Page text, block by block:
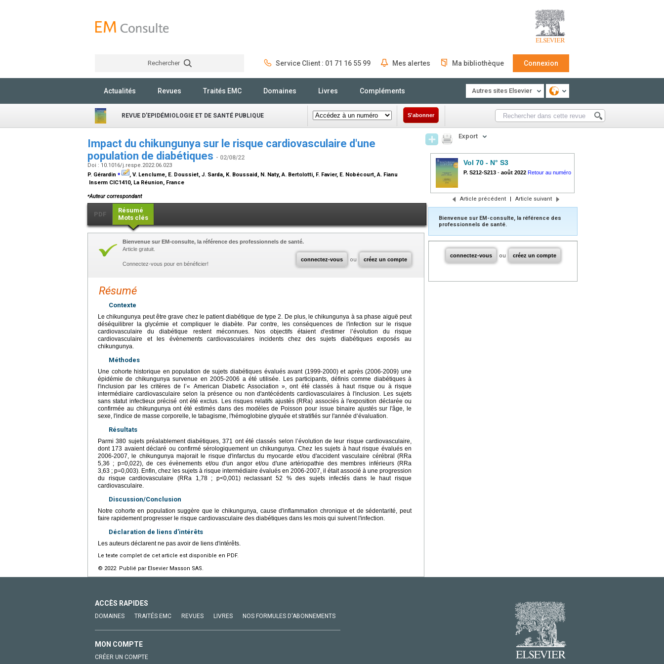
Rechercher Service Client : 01 71 16 55 99 Mes alertes Ma bibliothèque Connexion
Actualités Revues Traités EMC Domaines Livres Compléments Autres sites Elsevier
REVUE D'EPIDÉMIOLOGIE ET DE SANTÉ PUBLIQUE S'abonner
Impact du chikungunya sur le risque cardiovasculaire d'une
population de diabétiques - 02/08/22
Doi : 10.1016/j.respe.2022.06.023
P. Gérardin ⁎
, V. Lenclume, E. Doussiet, J. Sarda, K. Boussaid, N. Naty, A. Bertolotti, F. Favier, E. Nobécourt, A. Fianu
Inserm CIC1410, La Réunion, France
⁎Auteur correspondant
PDF
Résumé
Mots clés
connectez-vous ou créez un compte
Bienvenue sur EM-consulte, la référence des professionnels de santé.
Article gratuit.
Connectez-vous pour en bénéficier!
Résumé
Contexte
Le chikungunya peut être grave chez le patient diabétique de type 2. De plus, le chikungunya à sa phase aiguë peut
déséquilibrer la glycémie et compliquer le diabète. Par contre, les conséquences de l'infection sur le risque
cardiovasculaire du diabétique restent méconnues. Nos objectifs étaient d'estimer l’évolution du risque
cardiovasculaire et les évènements cardiovasculaires incidents chez des sujets diabétiques exposés au
chikungunya.
Méthodes
Une cohorte historique en population de sujets diabétiques évalués avant (1999-2000) et après (2006-2009) une
épidémie de chikungunya survenue en 2005-2006 a été utilisée. Les participants, définis comme diabétiques à
l'inclusion par les critères de l’« American Diabetic Association », ont été classés à haut risque ou à risque
intermédiaire cardiovasculaire selon la présence ou non d'antécédents cardiovasculaires à l'inclusion. Les sujets
sans statut infectieux précisé ont été exclus. Les risques relatifs ajustés (RRa) associés à l'exposition déclarée ou
confirmée au chikungunya ont été estimés dans des modèles de Poisson pour issue binaire ajustés sur l'âge, le
sexe, l'indice de masse corporelle, le tabagisme, l'hémoglobine glyquée et stratifiés sur l'année d‘évaluation.
Résultats
Parmi 380 sujets préalablement diabétiques, 371 ont été classés selon l’évolution de leur risque cardiovasculaire,
dont 173 avaient déclaré ou confirmé sérologiquement un chikungunya. Chez les sujets à haut risque évalués en
2006-2007, le chikungunya majorait le risque d'infarctus du myocarde et/ou d'accident vasculaire cérébral (RRa
5,36 ; p=0,022), de ces évènements et/ou d'un angor et/ou d'une artériopathie des membres inférieurs (RRa
3,63 ; p=0,003). Enfin, chez les sujets à risque intermédiaire évalués en 2006-2007, il était associé à une progression
du risque cardiovasculaire (RRa 1,78 ; p<0,001) reclassant 52 % des sujets infectés dans le haut risque
cardiovasculaire.
Discussion/Conclusion
Notre cohorte en population suggère que le chikungunya, cause d'inflammation chronique et de sédentarité, peut
faire rapidement progresser le risque cardiovasculaire des diabétiques dans les mois qui suivent l'infection.
Déclaration de liens d'intérêts
Les auteurs déclarent ne pas avoir de liens d'intérêts.
Le texte complet de cet article est disponible en PDF.
© 2022 Publié par Elsevier Masson SAS.
Export
Vol 70 - N° S3
P. S212-S213 - août 2022 Retour au numéro
Article précédent | Article suivant
Bienvenue sur EM-consulte, la référence des
professionnels de santé.
connectez-vous ou créez un compte
ACCÈS RAPIDES
DOMAINES TRAITÉS EMC REVUES LIVRES NOS FORMULES D'ABONNEMENTS
MON COMPTE
CRÉER UN COMPTE